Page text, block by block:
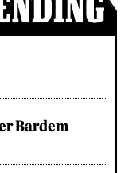
Bardem